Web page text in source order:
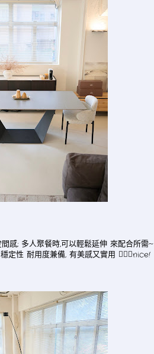
感; 多人聚餐時,可以輕鬆延伸 來配合所需~
定性 耐用度兼備, 有美感又實用 💁🏻‍♀️nice!